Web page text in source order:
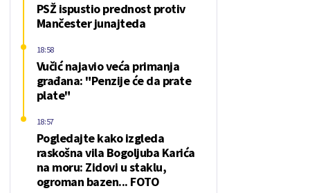
PSŽ ispustio prednost protiv
Mančester junajteda
Vučić najavio veća primanja
građana: "Penzije će da prate
plate"
18:58
Pogledajte kako izgleda
raskošna vila Bogoljuba Karića
na moru: Zidovi u staklu,
ogroman bazen... FOTO
18:57